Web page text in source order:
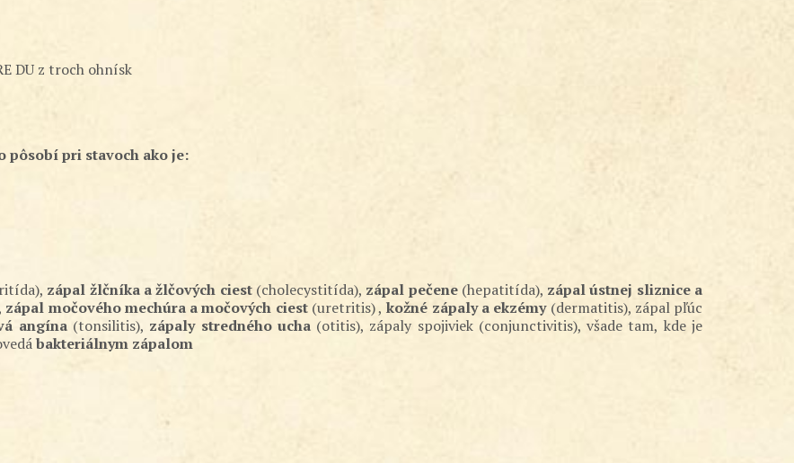
DU z troch ohnísk
pôsobí pri stavoch ako je:
zápal žlčníka a žlčových ciest(cholecystitída), zápal pečene(hepatitída), zápal ústnej sliznice a
zápal močového mechúra a močových ciest(uretritis) , kožné zápaly a ekzémy(dermatitis), zápal pľúc
angína(tonsilitis), zápaly stredného ucha(otitis), zápaly spojiviek (conjunctivitis), všade tam, kde je
bakteriálnym zápalom